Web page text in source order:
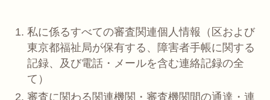
私に係るすべての審査関連個人情報（区および
東京都福祉局が保有する、障害者手帳に関する
記録、及び電話・メールを含む連絡記録の全
て）
審査に関わる関連機関・審査機関間の通達・連